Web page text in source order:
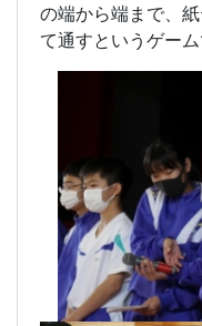
の端から端まで、
て通すというゲーム